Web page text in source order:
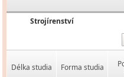
Strojírenství
Délka studia Forma studia